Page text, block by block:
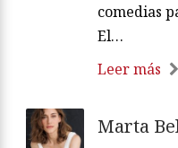
comedias
El…
Leer más
Marta